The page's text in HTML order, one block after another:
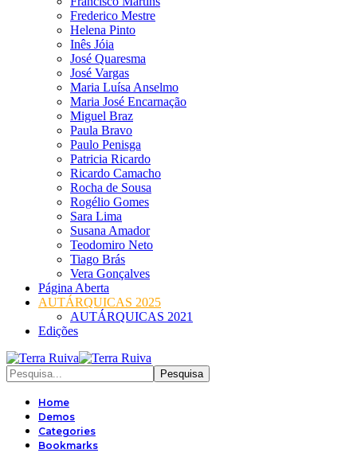
Frederico Mestre
Helena Pinto
Inês Jóia
José Quaresma
José Vargas
Maria Luísa Anselmo
Maria José Encarnação
Miguel Braz
Paula Bravo
Paulo Penisga
Patricia Ricardo
Ricardo Camacho
Rocha de Sousa
Rogélio Gomes
Sara Lima
Susana Amador
Teodomiro Neto
Tiago Brás
Vera Gonçalves
Página Aberta
AUTÁRQUICAS 2025
AUTÁRQUICAS 2021
Edições
Home
Demos
Categories
Bookmarks